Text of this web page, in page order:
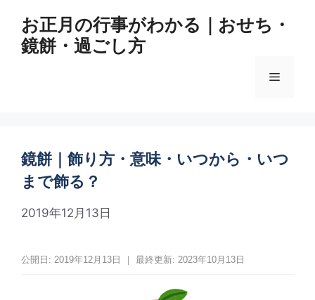
お正月の行事がわかる｜おせち・
鏡餅・過ごし方
メ
ュ
鏡餅｜飾り方・意味・いつから・いつ
まで飾る？
2019年12月13日
公開日: 2019年12月13日 ｜ 最終更新: 2023年10月13日